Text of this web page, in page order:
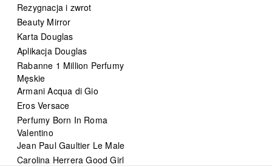
Rezygnacja i zwrot
Beauty Mirror
Karta Douglas
Aplikacja Douglas
Rabanne 1 Million Perfumy
Męskie
Armani Acqua di Gio
Eros Versace
Perfumy Born In Roma
Valentino
Jean Paul Gaultier Le Male
Carolina Herrera Good Girl